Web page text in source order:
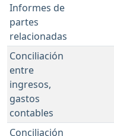
Informes de
partes
relacionadas
Conciliación
entre
ingresos,
gastos
contables
Conciliación